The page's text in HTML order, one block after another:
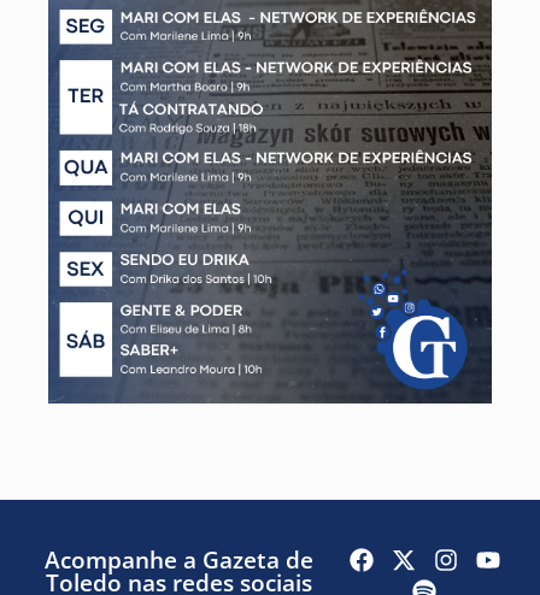
Acompanhe a Gazeta de
Toledo nas redes sociais